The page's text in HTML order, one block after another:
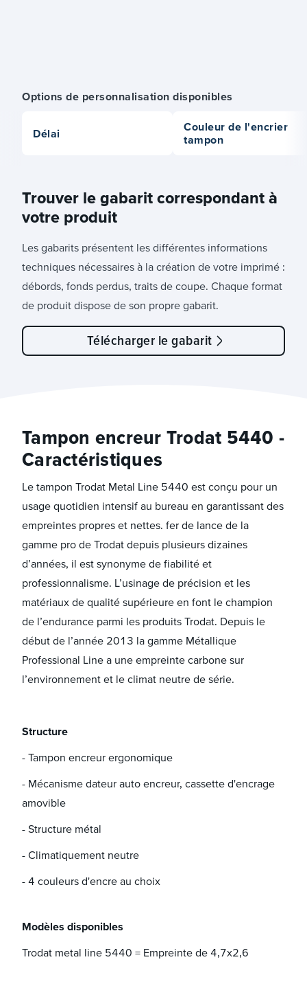
Options de personnalisation disponibles
Délai
Couleur de l'encrier
tampon
Trouver le gabarit correspondant à
votre produit
Les gabarits présentent les différentes informations
techniques nécessaires à la création de votre imprimé :
débords, fonds perdus, traits de coupe. Chaque format
de produit dispose de son propre gabarit.
Télécharger le gabarit
Tampon encreur Trodat 5440 -
Caractéristiques
Le tampon Trodat Metal Line 5440 est conçu pour un
usage quotidien intensif au bureau en garantissant des
empreintes propres et nettes. fer de lance de la
gamme pro de Trodat depuis plusieurs dizaines
d’années, il est synonyme de fiabilité et
professionnalisme. L’usinage de précision et les
matériaux de qualité supérieure en font le champion
de l’endurance parmi les produits Trodat. Depuis le
début de l’année 2013 la gamme Métallique
Professional Line a une empreinte carbone sur
l’environnement et le climat neutre de série.
Structure
- Tampon encreur ergonomique
- Mécanisme dateur auto encreur, cassette d'encrage
amovible
- Structure métal
- Climatiquement neutre
- 4 couleurs d'encre au choix
Modèles disponibles
Trodat metal line 5440 = Empreinte de 4,7x2,6